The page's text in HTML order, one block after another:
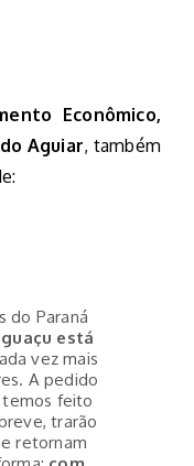
Econômico,
Aguiar, também
do Paraná
está
vez mais
A pedido
temos feito
trarão
retornam